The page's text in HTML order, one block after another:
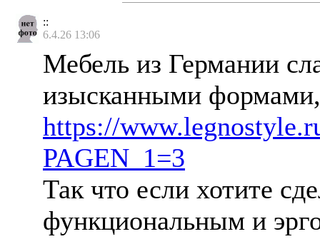
::
6.4.26 13:06
Мебель из Германии
изысканными
https://
PAGEN_1=3
Так что если хотите
функциональным и